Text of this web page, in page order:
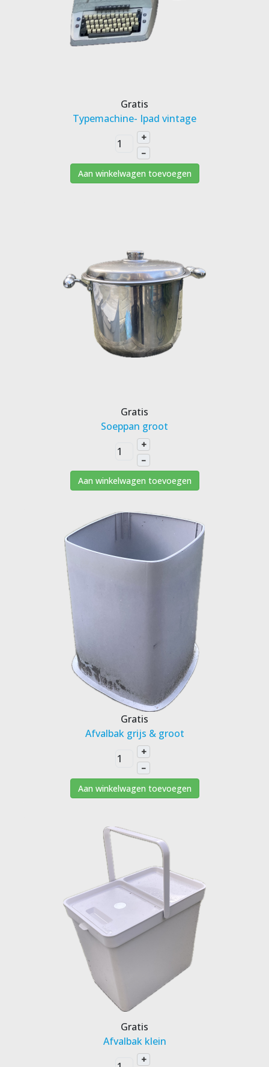
Gratis
Typemachine- Ipad vintage
+
–
Aan winkelwagen toevoegen
Gratis
Soeppan groot
+
–
Aan winkelwagen toevoegen
Gratis
Afvalbak grijs & groot
+
–
Aan winkelwagen toevoegen
Gratis
Afvalbak klein
+